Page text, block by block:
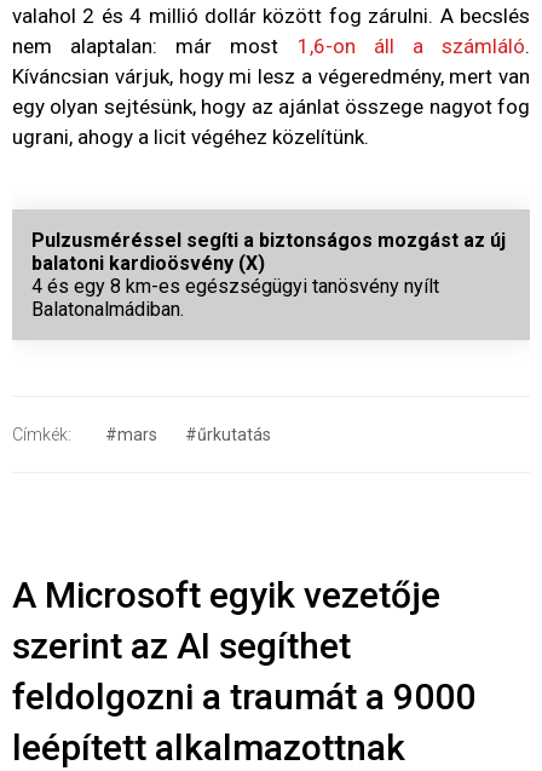
valahol 2 és 4 millió dollár között fog zárulni. A becslés
nem alaptalan: már most 1,6-on áll a számláló.
Kíváncsian várjuk, hogy mi lesz a végeredmény, mert van
egy olyan sejtésünk, hogy az ajánlat összege nagyot fog
ugrani, ahogy a licit végéhez közelítünk.
Pulzusméréssel segíti a biztonságos mozgást az új
balatoni kardioösvény (X)
4 és egy 8 km-es egészségügyi tanösvény nyílt
Balatonalmádiban.
Címkék: #mars #űrkutatás
A Microsoft egyik vezetője
szerint az AI segíthet
feldolgozni a traumát a 9000
leépített alkalmazottnak